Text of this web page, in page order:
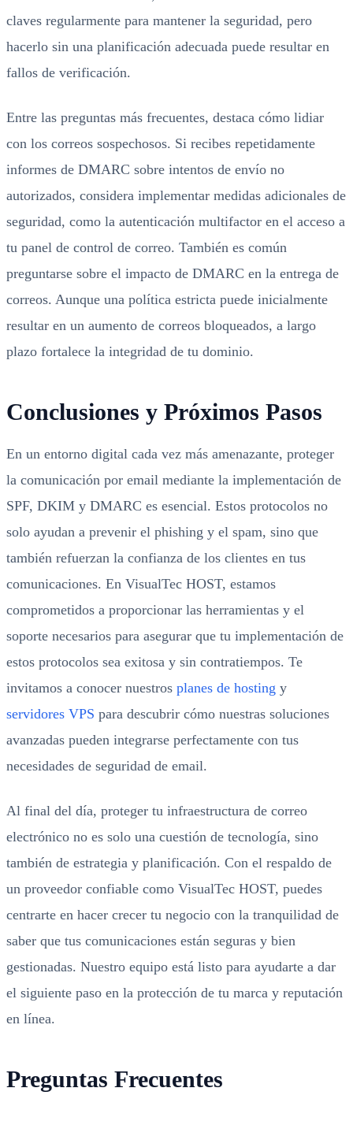
claves regularmente para mantener la seguridad, pero
hacerlo sin una planificación adecuada puede resultar en
fallos de verificación.
Entre las preguntas más frecuentes, destaca cómo lidiar
con los correos sospechosos. Si recibes repetidamente
informes de DMARC sobre intentos de envío no
autorizados, considera implementar medidas adicionales de
seguridad, como la autenticación multifactor en el acceso a
tu panel de control de correo. También es común
preguntarse sobre el impacto de DMARC en la entrega de
correos. Aunque una política estricta puede inicialmente
resultar en un aumento de correos bloqueados, a largo
plazo fortalece la integridad de tu dominio.
Conclusiones y Próximos Pasos
En un entorno digital cada vez más amenazante, proteger
la comunicación por email mediante la implementación de
SPF, DKIM y DMARC es esencial. Estos protocolos no
solo ayudan a prevenir el phishing y el spam, sino que
también refuerzan la confianza de los clientes en tus
comunicaciones. En VisualTec HOST, estamos
comprometidos a proporcionar las herramientas y el
soporte necesarios para asegurar que tu implementación de
estos protocolos sea exitosa y sin contratiempos. Te
invitamos a conocer nuestros planes de hosting y
servidores VPS para descubrir cómo nuestras soluciones
avanzadas pueden integrarse perfectamente con tus
necesidades de seguridad de email.
Al final del día, proteger tu infraestructura de correo
electrónico no es solo una cuestión de tecnología, sino
también de estrategia y planificación. Con el respaldo de
un proveedor confiable como VisualTec HOST, puedes
centrarte en hacer crecer tu negocio con la tranquilidad de
saber que tus comunicaciones están seguras y bien
gestionadas. Nuestro equipo está listo para ayudarte a dar
el siguiente paso en la protección de tu marca y reputación
en línea.
Preguntas Frecuentes